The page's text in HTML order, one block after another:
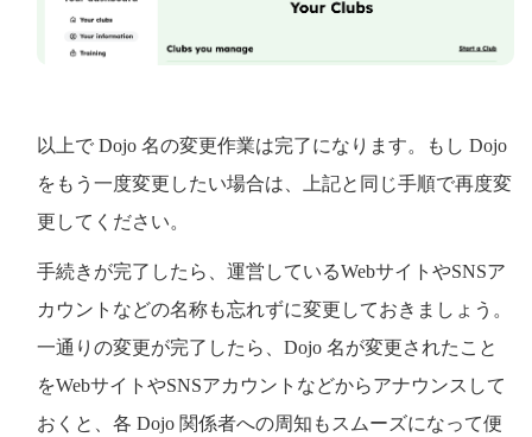
以上で Dojo 名の変更作業は完了になります。もし Dojo
をもう一度変更したい場合は、上記と同じ手順で再度変
更してください。
手続きが完了したら、運営しているWebサイトやSNSア
カウントなどの名称も忘れずに変更しておきましょう。
一通りの変更が完了したら、Dojo 名が変更されたこと
をWebサイトやSNSアカウントなどからアナウンスして
おくと、各 Dojo 関係者への周知もスムーズになって便